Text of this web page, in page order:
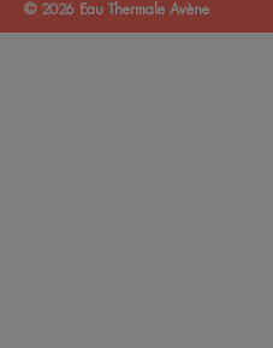
© 2026 Eau Thermale Avène